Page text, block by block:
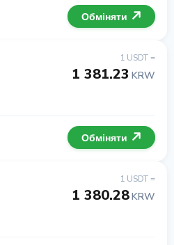
Обміняти
1 USDT =
1 381.23 KRW
Обміняти
1 USDT =
1 380.28KRW